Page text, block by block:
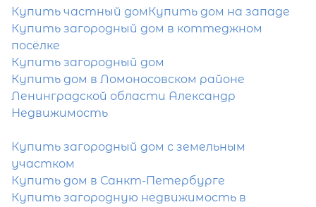
Отправить заявку
Популярное
Купить частный дом Купить дом на западе
Купить загородный дом в коттеджном
посёлке
Купить загородный дом
Купить дом в Ломоносовском районе
Ленинградской области Александр
Недвижимость
Купить загородный дом с земельным
участком
Купить дом в Санкт-Петербурге
Купить загородную недвижимость в